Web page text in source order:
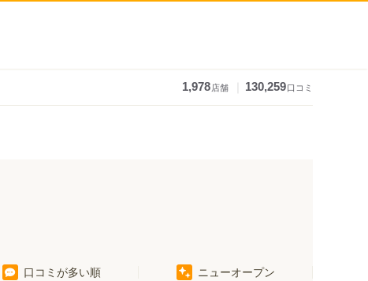
1,978店舗 130,259口コミ
口コミが多い順 ニューオープン